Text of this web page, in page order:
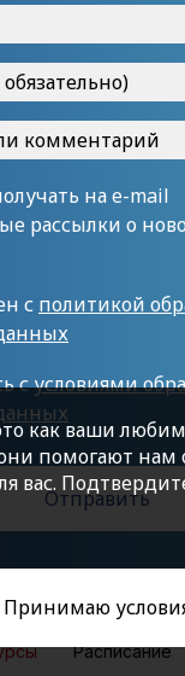
на e-mail
рассылки о
с политикой
сусловиями
Расписание
как ваши
помогают нам
вас.
чтобы
Принимаю